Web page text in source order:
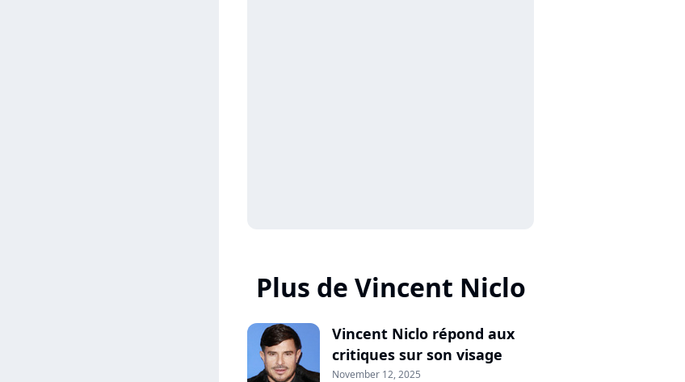
Plus de Vincent Niclo
Vincent Niclo répond aux
critiques sur son visage
November 12, 2025